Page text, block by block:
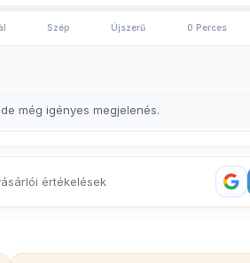
Szép Újszerű 0 Perces
még igényes megjelenés.
értékelések